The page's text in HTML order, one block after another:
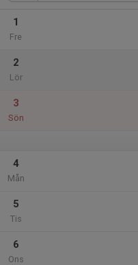
1
Fre
2
Lör
3
Sön
4
Mån
5
Tis
6
Ons